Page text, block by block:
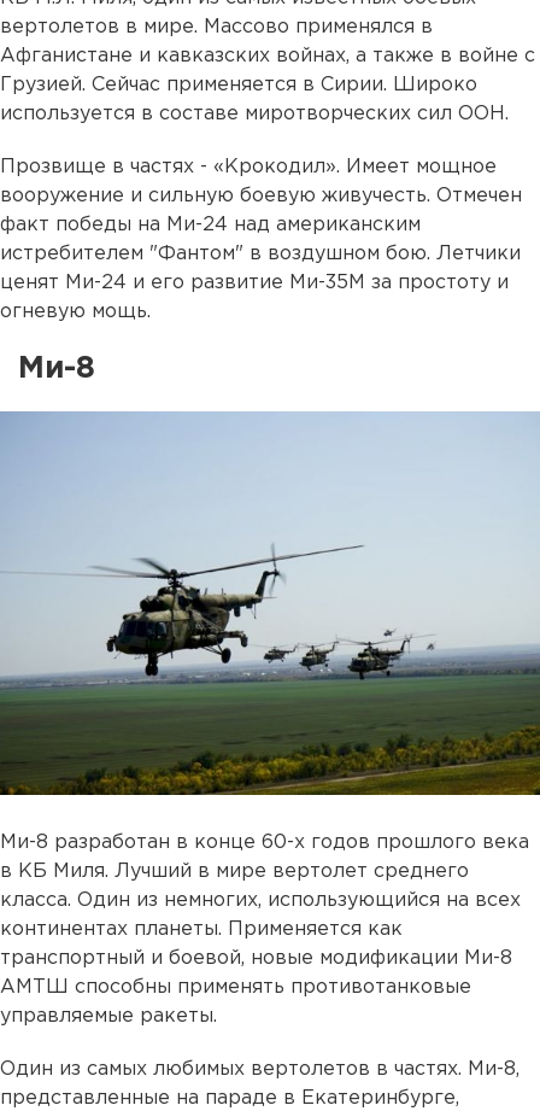
вертолетов в мире. Массово применялся в
Афганистане и кавказских войнах, а также в войне с
Грузией. Сейчас применяется в Сирии. Широко
используется в составе миротворческих сил ООН.
Прозвище в частях - «Крокодил». Имеет мощное
вооружение и сильную боевую живучесть. Отмечен
факт победы на Ми-24 над американским
истребителем "Фантом" в воздушном бою. Летчики
ценят Ми-24 и его развитие Ми-35М за простоту и
огневую мощь.
Ми-8
Ми-8 разработан в конце 60-х годов прошлого века
в КБ Миля. Лучший в мире вертолет среднего
класса. Один из немногих, использующийся на всех
континентах планеты. Применяется как
транспортный и боевой, новые модификации Ми-8
АМТШ способны применять противотанковые
управляемые ракеты.
Один из самых любимых вертолетов в частях. Ми-8,
представленные на параде в Екатеринбурге,